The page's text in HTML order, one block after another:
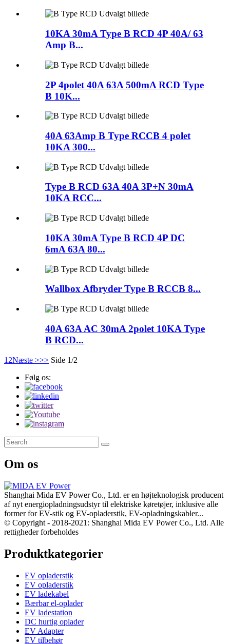
10KA 30mA Type B RCD 4P 40A/ 63
Amp B...
2P 4polet 40A 63A 500mA RCD Type
B 10K...
40A 63Amp B Type RCCB 4 polet
10KA 300...
Type B RCD 63A 40A 3P+N 30mA
10KA RCC...
10KA 30mA Type B RCD 4P DC
6mA 63A 80...
Wallbox Afbryder Type B RCCB 8...
40A 63A AC 30mA 2polet 10KA Type
B RCD...
1 2Næste >>> Side 1/2
Følg os:
Om os
Shanghai Mida EV Power Co., Ltd. er en højteknologisk producent
af nyt energiopladningsudstyr til elektriske køretøjer, inklusive alle
former for EV-stik og EV-opladerstik, EV-opladningskabler...
© Copyright - 2018-2021: Shanghai Mida EV Power Co., Ltd. Alle
rettigheder forbeholdes
Produktkategorier
EV opladerstik
EV opladerstik
EV ladekabel
Bærbar el-oplader
EV ladestation
DC hurtig oplader
EV Adapter
EV tilbehør